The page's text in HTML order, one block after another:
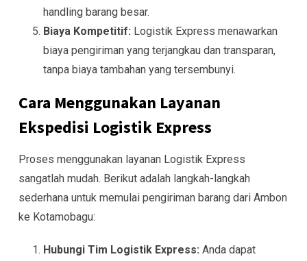
handling barang besar.
Biaya Kompetitif: Logistik Express menawarkan
biaya pengiriman yang terjangkau dan transparan,
tanpa biaya tambahan yang tersembunyi.
Cara Menggunakan Layanan
Ekspedisi Logistik Express
Proses menggunakan layanan Logistik Express
sangatlah mudah. Berikut adalah langkah-langkah
sederhana untuk memulai pengiriman barang dari Ambon
ke Kotamobagu:
Hubungi Tim Logistik Express: Anda dapat